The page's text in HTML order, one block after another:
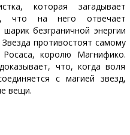
которая загадывает
что на него отвечает
безграничной энергии
противостоят самому
королю Магнифико.
что, когда воля
с магией звезд,
вещи.